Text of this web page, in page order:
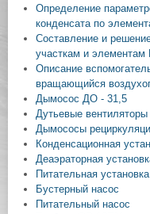
Определение
конденсата по
Составление и
участкам и
Описание
вращающийся
Дымосос ДО - 31,5
Дутьевые вентиляторы
Дымососы
Конденсационная
Деаэраторная
Питательная установка
Бустерный насос
Питательный насос